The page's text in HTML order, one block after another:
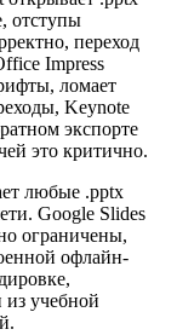
отступы
переход
Impress
ломает
Keynote
экспорте
это критично.
любые .pptx
Google Slides
ограничены,
офлайн-
учебной